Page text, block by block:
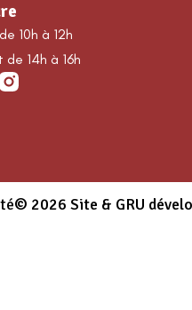
10h à 12h
de 14h à 16h
© 2026 Site & GRU